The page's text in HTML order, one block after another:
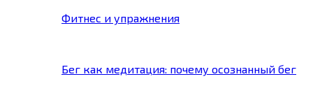
Фитнес и упражнения
Бег как медитация: почему осознанный бег